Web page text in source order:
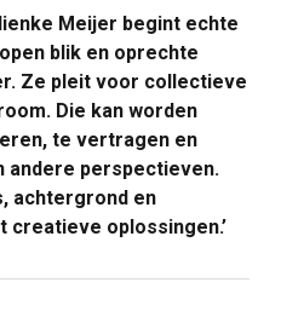
Meijer begint echte
blik en oprechte
Ze pleit voor collectieve
Die kan worden
te vertragen en
andere perspectieven.
achtergrond en
oplossingen.’